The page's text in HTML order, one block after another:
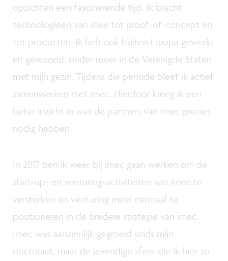
opzichten een fascinerende tijd. Ik bracht
technologieën van idee tot proof-of-concept en
tot producten. Ik heb ook buiten Europa gewerkt
en gewoond, onder meer in de Verenigde Staten
met mijn gezin. Tijdens die periode bleef ik actief
samenwerken met imec. Hierdoor kreeg ik een
beter inzicht in wat de partners van imec precies
nodig hebben.
In 2017 ben ik weer bij imec gaan werken om de
start-up- en venturing-activiteiten van imec te
versterken en venturing meer centraal te
positioneren in de bredere strategie van imec.
Imec was aanzienlijk gegroeid sinds mijn
doctoraat, maar de levendige sfeer die ik hier zo